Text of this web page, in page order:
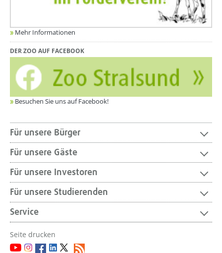
Mehr Informationen
DER ZOO AUF FACEBOOK
Besuchen Sie uns auf Facebook!
Für unsere Bürger
Für unsere Gäste
Für unsere Investoren
Für unsere Studierenden
Service
Seite drucken